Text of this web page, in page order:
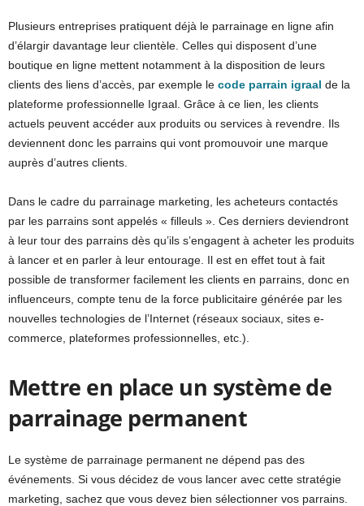
Plusieurs entreprises pratiquent déjà le parrainage en ligne afin
d’élargir davantage leur clientèle. Celles qui disposent d’une
boutique en ligne mettent notamment à la disposition de leurs
clients des liens d’accès, par exemple le code parrain igraal de la
plateforme professionnelle Igraal. Grâce à ce lien, les clients
actuels peuvent accéder aux produits ou services à revendre. Ils
deviennent donc les parrains qui vont promouvoir une marque
auprès d’autres clients.
Dans le cadre du parrainage marketing, les acheteurs contactés
par les parrains sont appelés « filleuls ». Ces derniers deviendront
à leur tour des parrains dès qu’ils s’engagent à acheter les produits
à lancer et en parler à leur entourage. Il est en effet tout à fait
possible de transformer facilement les clients en parrains, donc en
influenceurs, compte tenu de la force publicitaire générée par les
nouvelles technologies de l’Internet (réseaux sociaux, sites e-
commerce, plateformes professionnelles, etc.).
Mettre en place un système de
parrainage permanent
Le système de parrainage permanent ne dépend pas des
événements. Si vous décidez de vous lancer avec cette stratégie
marketing, sachez que vous devez bien sélectionner vos parrains.